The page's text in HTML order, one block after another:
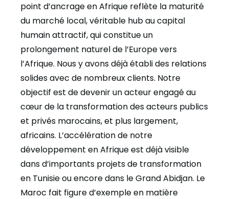
point d’ancrage en Afrique reflète la maturité
du marché local, véritable hub au capital
humain attractif, qui constitue un
prolongement naturel de l’Europe vers
l’Afrique. Nous y avons déjà établi des relations
solides avec de nombreux clients. Notre
objectif est de devenir un acteur engagé au
cœur de la transformation des acteurs publics
et privés marocains, et plus largement,
africains. L’accélération de notre
développement en Afrique est déjà visible
dans d’importants projets de transformation
en Tunisie ou encore dans le Grand Abidjan. Le
Maroc fait figure d’exemple en matière